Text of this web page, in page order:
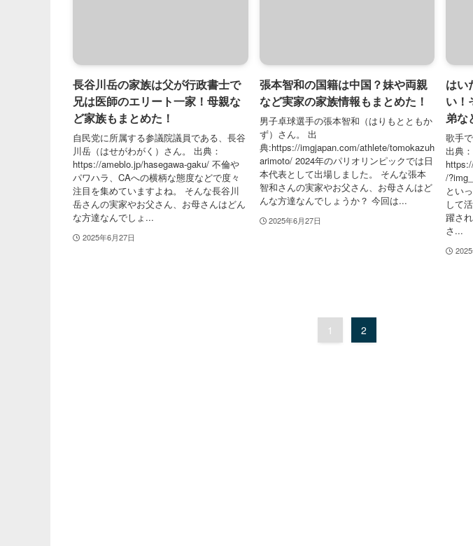
長谷川岳の家族は父が行政書士で
兄は医師のエリート一家！母親な
ど家族もまとめた！
自民党に所属する参議院議員である、長谷
川岳（はせがわがく）さん。 出典：
https://ameblo.jp/hasegawa-gaku/ 不倫や
パワハラ、CAへの横柄な態度などで度々
注目を集めていますよね。 そんな長谷川
岳さんの実家やお父さん、お母さんはどん
な方達なんでしょ...
2025年6月27日
張本智和の国籍は中国？妹や両親
など実家の家族情報もまとめた！
男子卓球選手の張本智和（はりもとともか
ず）さん。 出
典:https://imgjapan.com/athlete/tomokazuh
arimoto/ 2024年のパリオリンピックでは日
本代表として出場しました。 そんな張本
智和さんの実家やお父さん、お母さんはど
んな方達なんでしょうか？ 今回は...
2025年6月27日
はい
い！
弟な
歌手
出典：
/
とい
して
躍さ
さ...
1 2